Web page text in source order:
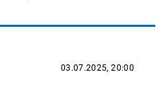
03.07.2025, 20:00